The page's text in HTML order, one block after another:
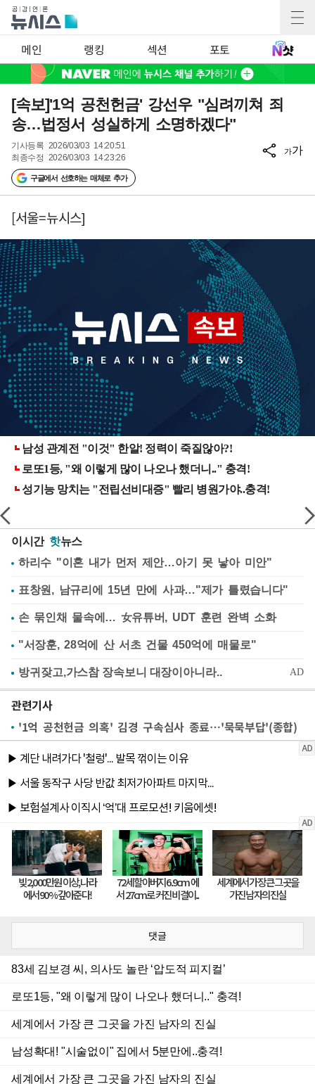
메인 랭킹 섹션 포토
[속보]'1억 공천헌금' 강선우 "심려끼쳐 죄
송…법정서 성실하게 소명하겠다"
기사등록 2026/03/03 14:20:51
최종수정 2026/03/03 14:23:26
구글에서 선호하는 매체로 추가
가가
[서울=뉴시스]
이시간 핫뉴스
하리수 "이혼 내가 먼저 제안…아기 못 낳아 미안"
표창원, 남규리에 15년 만에 사과…"제가 틀렸습니다"
손 묶인채 물속에… 女유튜버, UDT 훈련 완벽 소화
"서장훈, 28억에 산 서초 건물 450억에 매물로"
관련기사
'1억 공천헌금 의혹' 김경 구속심사 종료…'묵묵부답'(종합)
댓글